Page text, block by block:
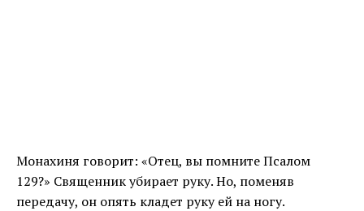
Монахиня говорит: «Отец, вы помните Псалом
129?» Священник убирает руку. Но, поменяв
передачу, он опять кладет руку ей на ногу.